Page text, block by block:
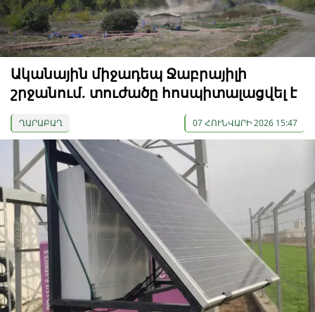
Ականային միջադեպ Ջաբրայիլի
շրջանում. տուժածը հոսպիտալացվել է
ՂԱՐԱԲԱՂ 07 ՀՈՒՆՎԱՐԻ 2026 15:47